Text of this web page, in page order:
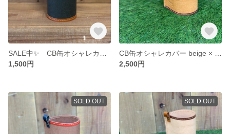
1,500円
2,500円
SOLD OUT SOLD OUT